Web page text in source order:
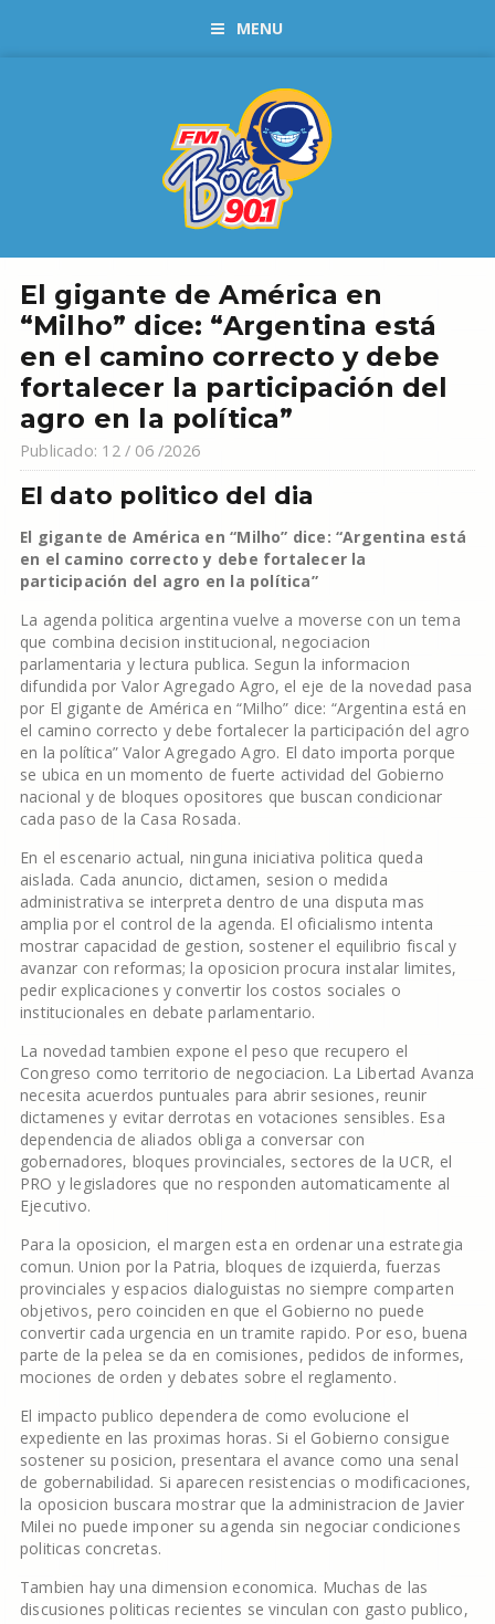
MENU
El gigante de América en
“Milho” dice: “Argentina está
en el camino correcto y debe
fortalecer la participación del
agro en la política”
Publicado: 12 / 06 /2026
El dato politico del dia
El gigante de América en “Milho” dice: “Argentina está
en el camino correcto y debe fortalecer la
participación del agro en la política”
La agenda politica argentina vuelve a moverse con un tema
que combina decision institucional, negociacion
parlamentaria y lectura publica. Segun la informacion
difundida por Valor Agregado Agro, el eje de la novedad pasa
por El gigante de América en “Milho” dice: “Argentina está en
el camino correcto y debe fortalecer la participación del agro
en la política” Valor Agregado Agro. El dato importa porque
se ubica en un momento de fuerte actividad del Gobierno
nacional y de bloques opositores que buscan condicionar
cada paso de la Casa Rosada.
En el escenario actual, ninguna iniciativa politica queda
aislada. Cada anuncio, dictamen, sesion o medida
administrativa se interpreta dentro de una disputa mas
amplia por el control de la agenda. El oficialismo intenta
mostrar capacidad de gestion, sostener el equilibrio fiscal y
avanzar con reformas; la oposicion procura instalar limites,
pedir explicaciones y convertir los costos sociales o
institucionales en debate parlamentario.
La novedad tambien expone el peso que recupero el
Congreso como territorio de negociacion. La Libertad Avanza
necesita acuerdos puntuales para abrir sesiones, reunir
dictamenes y evitar derrotas en votaciones sensibles. Esa
dependencia de aliados obliga a conversar con
gobernadores, bloques provinciales, sectores de la UCR, el
PRO y legisladores que no responden automaticamente al
Ejecutivo.
Para la oposicion, el margen esta en ordenar una estrategia
comun. Union por la Patria, bloques de izquierda, fuerzas
provinciales y espacios dialoguistas no siempre comparten
objetivos, pero coinciden en que el Gobierno no puede
convertir cada urgencia en un tramite rapido. Por eso, buena
parte de la pelea se da en comisiones, pedidos de informes,
mociones de orden y debates sobre el reglamento.
El impacto publico dependera de como evolucione el
expediente en las proximas horas. Si el Gobierno consigue
sostener su posicion, presentara el avance como una senal
de gobernabilidad. Si aparecen resistencias o modificaciones,
la oposicion buscara mostrar que la administracion de Javier
Milei no puede imponer su agenda sin negociar condiciones
politicas concretas.
Tambien hay una dimension economica. Muchas de las
discusiones politicas recientes se vinculan con gasto publico,